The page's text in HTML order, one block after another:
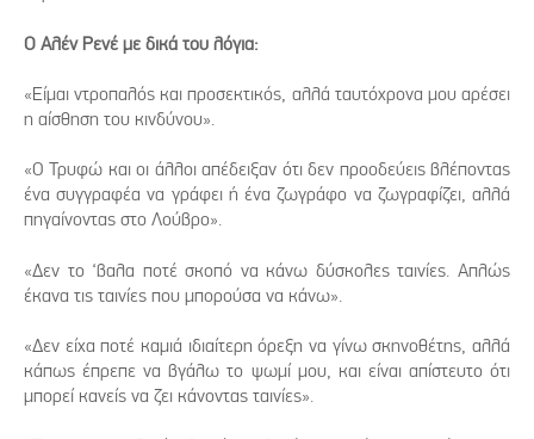
Ο Αλέν Ρενέ με δικά του λόγια:
«Είμαι ντροπαλός και προσεκτικός, αλλά ταυτόχρονα μου αρέσει
η αίσθηση του κινδύνου».
«Ο Τρυφώ και οι άλλοι απέδειξαν ότι δεν προοδεύεις βλέποντας
ένα συγγραφέα να γράφει ή ένα ζωγράφο να ζωγραφίζει, αλλά
πηγαίνοντας στο Λούβρο».
«Δεν το ‘βαλα ποτέ σκοπό να κάνω δύσκολες ταινίες. Απλώς
έκανα τις ταινίες που μπορούσα να κάνω».
«Δεν είχα ποτέ καμιά ιδιαίτερη όρεξη να γίνω σκηνοθέτης, αλλά
κάπως έπρεπε να βγάλω το ψωμί μου, και είναι απίστευτο ότι
μπορεί κανείς να ζει κάνοντας ταινίες».